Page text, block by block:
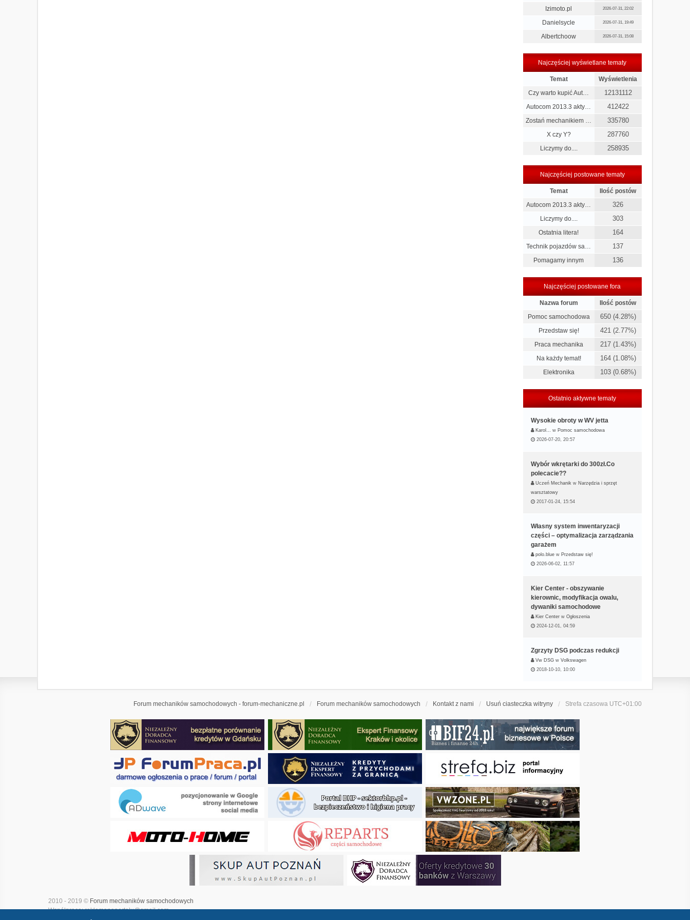
Izimoto.pl 2026-07-31, 22:02
Danielsycle 2026-07-31, 19:49
Albertchoow 2026-07-31, 15:08
Najczęściej wyświetlane tematy
Temat
Wyświetlenia
Czy warto kupić Aut…
12131112
Autocom 2013.3 akty… 412422
Zostań mechanikiem … 335780
X czy Y? 287760
Liczymy do.... 258935
Najczęściej postowane tematy
Temat
Ilość postów
Autocom 2013.3 akty…
326
Liczymy do.... 303
Ostatnia litera! 164
Technik pojazdów sa… 137
Pomagamy innym 136
Najczęściej postowane fora
Nazwa forum
Ilość postów
Pomoc samochodowa
650 (4.28%)
Przedstaw się! 421 (2.77%)
Praca mechanika 217 (1.43%)
Na każdy temat! 164 (1.08%)
Elektronika 103 (0.68%)
Ostatnio aktywne tematy
Wysokie obroty w WV jetta
Karol… w Pomoc samochodowa
2026-07-20, 20:57
Wybór wkrętarki do 300zł.Co
polecacie??
Uczeń Mechanik w Narzędzia i sprzęt
warsztatowy
2017-01-24, 15:54
Własny system inwentaryzacji
części – optymalizacja zarządzania
garażem
polo.blue w Przedstaw się!
2026-06-02, 11:57
Kier Center - obszywanie
kierownic, modyfikacja owalu,
dywaniki samochodowe
Kier Center w Ogłoszenia
2024-12-01, 04:59
Zgrzyty DSG podczas redukcji
Vw DSG w Volkswagen
2018-10-10, 10:00
Forum mechaników samochodowych - forum-mechaniczne.pl Forum mechaników samochodowych Kontakt z nami Usuń ciasteczka witryny Strefa czasowa UTC+01:00
2010 - 2019 © Forum mechaników samochodowych
Współpraca: reklamanaportalu@gmail.com